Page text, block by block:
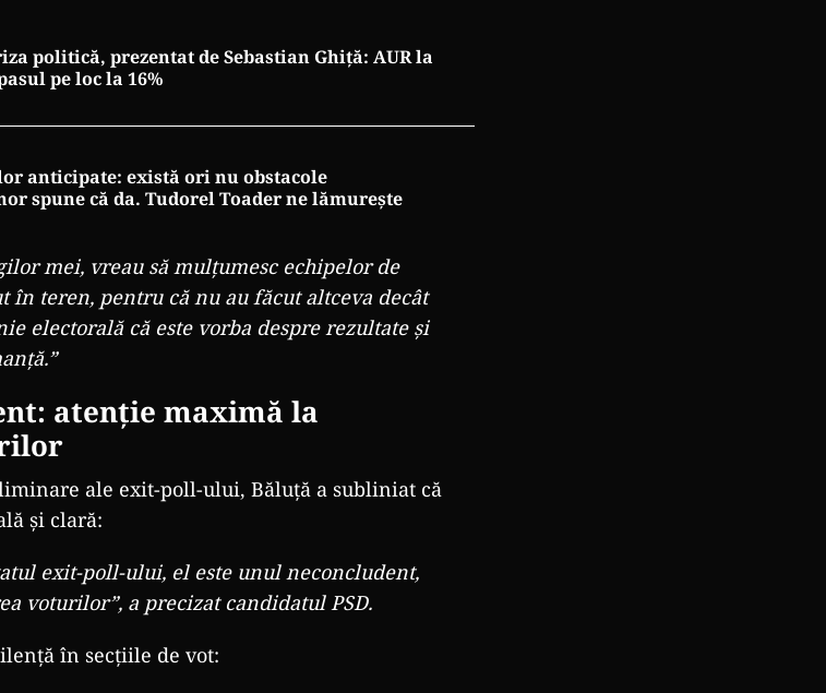
politică, prezentat de Sebastian Ghiță: AUR la
pe loc la 16%
anticipate: există ori nu obstacole
spune că da. Tudorel Toader ne lămurește
mei, vreau să mulțumesc echipelor de
în teren, pentru că nu au făcut altceva decât
electorală că este vorba despre rezultate și
atenție maximă la
ale exit-poll-ului, Băluță a subliniat că
și clară:
exit-poll-ului, el este unul neconcludent,
voturilor”, a precizat candidatul PSD.
în secțiile de vot: